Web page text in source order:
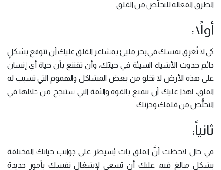
الطرق الفعالة للتخلُّص من القلق.
أولاً:
كي لا تُغرِق نفسك في بحر مليئ بمشاعر القلق عليك أن تتوقع بشكلٍ
دائم حدوث الأشياء السيئة في حياتك، وأن تقتنع بأن حياة أي إنسان
على هذه الأرض لا تخلو من بعض المشاكل والهموم التي تسبب له
القلق، لهذا عليك أن تتمتع بالقوة والثقة التي ستنجح من خلالها في
التخلُّص من قلقك وحزنك.
ثانياً:
في حال لاحظت أنَّ القلق بات يُسيطر على جوانب حياتك المختلفة
بشكلٍ مبالغ فيه، عليك أن تسعى لإشغال نفسك بأمورٍ جديدة